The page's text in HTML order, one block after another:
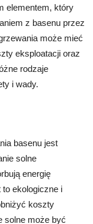
elementem, który
z basenu przez
może mieć
eksploatacji oraz
rodzaje
i wady.
basenu jest
solne
energię
to ekologiczne i
koszty
solne może być